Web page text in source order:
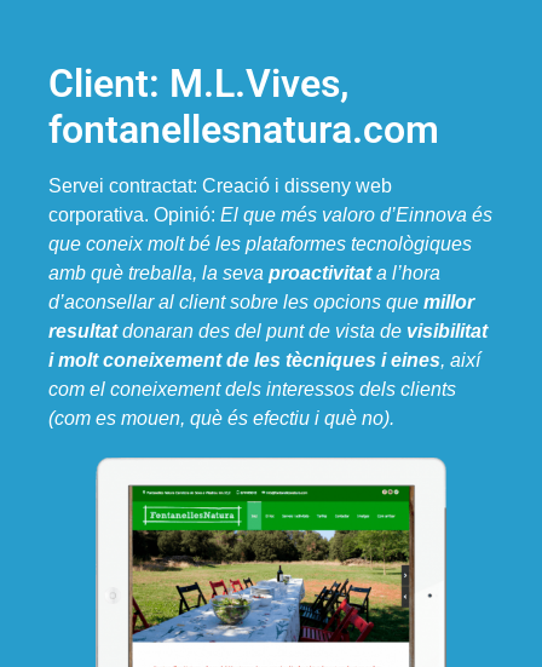
Client: M.L.Vives,
fontanellesnatura.com
Servei contractat: Creació i disseny web
corporativa. Opinió: El que més valoro d’Einnova és
que coneix molt bé les plataformes tecnològiques
amb què treballa, la seva proactivitata l’hora
d’aconsellar al client sobre les opcions que millor
resultatdonaran des del punt de vista de visibilitat
i molt coneixement de les tècniques i eines, així
com el coneixement dels interessos dels clients
(com es mouen, què és efectiu i què no).